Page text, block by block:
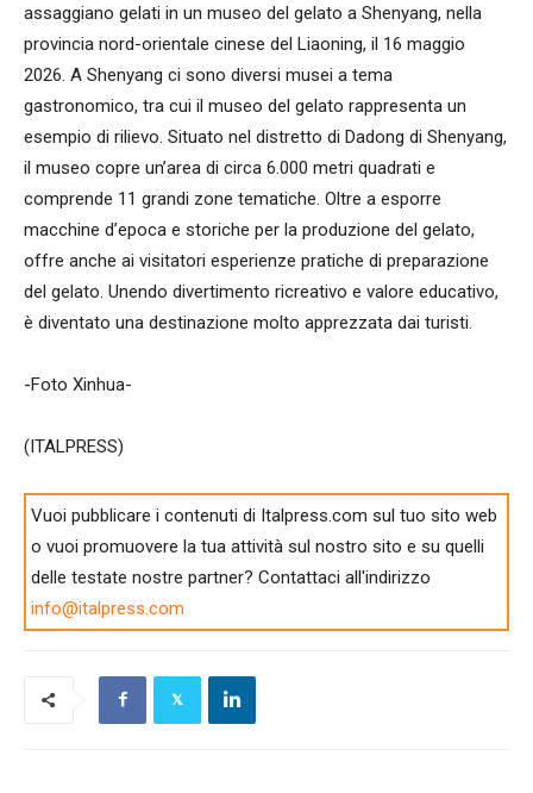
assaggiano gelati in un museo del gelato a Shenyang, nella
provincia nord-orientale cinese del Liaoning, il 16 maggio
2026. A Shenyang ci sono diversi musei a tema
gastronomico, tra cui il museo del gelato rappresenta un
esempio di rilievo. Situato nel distretto di Dadong di Shenyang,
il museo copre un’area di circa 6.000 metri quadrati e
comprende 11 grandi zone tematiche. Oltre a esporre
macchine d’epoca e storiche per la produzione del gelato,
offre anche ai visitatori esperienze pratiche di preparazione
del gelato. Unendo divertimento ricreativo e valore educativo,
è diventato una destinazione molto apprezzata dai turisti.
-Foto Xinhua-
(ITALPRESS)
Vuoi pubblicare i contenuti di Italpress.com sul tuo sito web
o vuoi promuovere la tua attività sul nostro sito e su quelli
delle testate nostre partner? Contattaci all'indirizzo
info@italpress.com